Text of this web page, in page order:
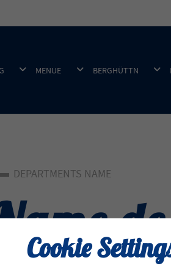
DROPDOWN ÖFFNEN
MENUE DROPDOWN ÖFFNEN
BERGHÜTTN
DEPARTMENTS NAME
Cookie